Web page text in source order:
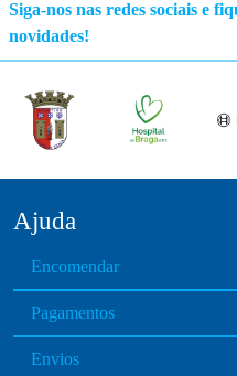
t
h
s
m
u
l
i
e
v
a
Siga-nos nas redes sociais e
novidades!
Ajuda
Encomendar
Pagamentos
Envios